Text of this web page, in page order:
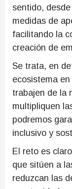
sentido,
medidas de
facilitando la
creación de
Se trata, en
ecosistema
trabajen de la
multipliquen
podremos
inclusivo y
El reto es
que sitúen a
reduzcan las